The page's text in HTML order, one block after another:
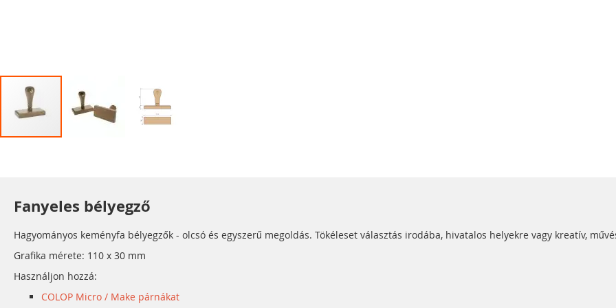
Fanyeles bélyegző
Hagyományos keményfa bélyegzők - olcsó és egyszerű megoldás. Tökéleset választás irodába, hivatalos helyekre vagy kreatív,
Grafika mérete: 110 x 30 mm
Használjon hozzá:
COLOP Micro / Make párnákat